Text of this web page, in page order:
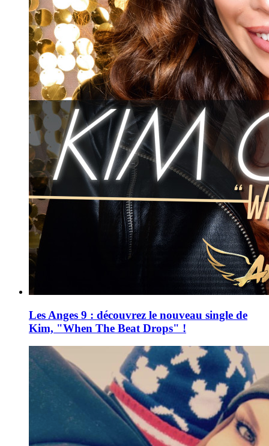
Les Anges 9 : découvrez le nouveau single de
Kim, "When The Beat Drops" !